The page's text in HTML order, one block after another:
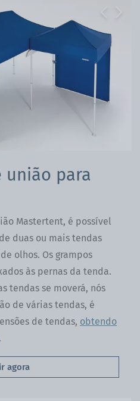
união para
Mastertent, é possível
duas ou mais tendas
olhos. Os grampos
às pernas da tenda.
tendas se moverá, nós
de várias tendas, é
de tendas, obtendo
agora